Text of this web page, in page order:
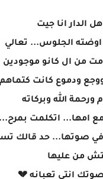
الدار انا جيت
الجلوس... تعالي
من ال كانو موجودين
ودموع كانت كتماهم
ورحمة الله وبركاته
امها... اتكلمت
صوتها... حد قالك
من عليها
انتي تعبانه 💔